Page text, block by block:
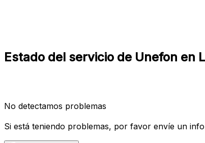
Estado del servicio de Unefon en
No detectamos problemas
Si está teniendo problemas, por favor envíe un